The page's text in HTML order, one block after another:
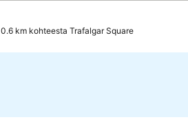
0.6 km kohteesta Trafalgar Square